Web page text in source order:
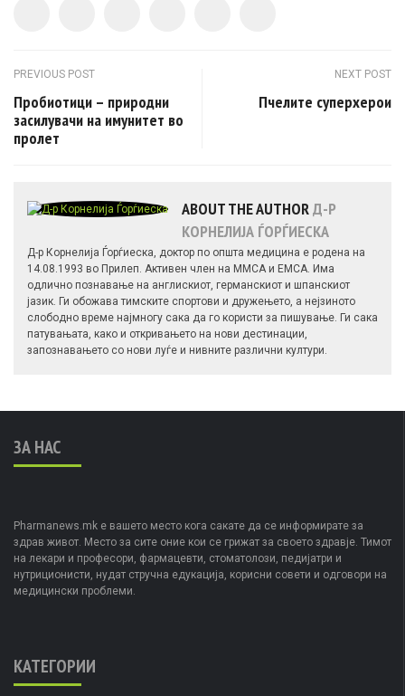
Post navigation
PREVIOUS POST
Пробиотици – природни
засилувачи на имунитет во
пролет
NEXT POST
Пчелите суперхерои
ABOUT THE AUTHORД-Р
КОРНЕЛИЈА ЃОРЃИЕСКА
Д-р Корнелија Ѓорѓиеска, доктор по општа медицина е родена на
14.08.1993 во Прилеп. Активен член на ММСА и ЕМСА. Има
одлично познавање на англискиот, германскиот и шпанскиот
јазик. Ги обожава тимските спортови и дружењето, а нејзиното
слободно време најмногу сака да го користи за пишување. Ги сака
патувањата, како и откривањето на нови дестинации,
запознавањето со нови луѓе и нивните различни култури.
ЗА НАС
Pharmanews.mk е вашето место кога сакате да се информирате за
здрав живот. Место за сите оние кои се грижат за своето здравје. Тимот
на лекари и професори, фармацевти, стоматолози, педијатри и
нутриционисти, нудат стручна едукација, корисни совети и одговори на
медицински проблеми.
КАТЕГОРИИ